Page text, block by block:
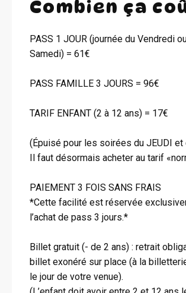
Combien ça
PASS 1 JOUR (journée du Vendredi
Samedi) = 61€
PASS FAMILLE 3 JOURS = 96€
TARIF ENFANT (2 à 12 ans) = 17€
(Épuisé pour les soirées du JEUDI et
Il faut désormais acheter au tarif
PAIEMENT 3 FOIS SANS FRAIS
*Cette facilité est réservée
l’achat de pass 3 jours.*
Billet gratuit (- de 2 ans) : retrait
billet exonéré sur place (à la
le jour de votre venue).